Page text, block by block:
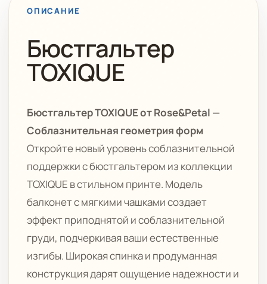
ОПИСАНИЕ
Бюстгальтер
TOXIQUE
Бюстгальтер TOXIQUE от Rose&Petal —
Соблазнительная геометрия форм
Откройте новый уровень соблазнительной
поддержки с бюстгальтером из коллекции
TOXIQUE в стильном принте. Модель
балконет с мягкими чашками создает
эффект приподнятой и соблазнительной
груди, подчеркивая ваши естественные
изгибы. Широкая спинка и продуманная
конструкция дарят ощущение надежности и